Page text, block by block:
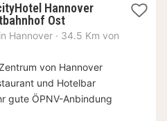
Hannover
Ost3
Nächte
€
Hannover · 34.5 Km von
von Hannover
und Hotelbar
gute ÖPNV-Anbindung